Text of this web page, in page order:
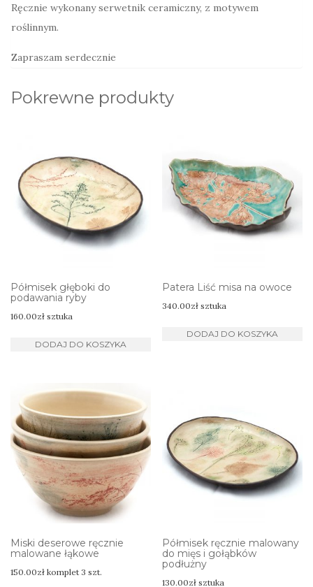
Ręcznie wykonany serwetnik ceramiczny, z motywem
roślinnym.
Zapraszam serdecznie
Pokrewne produkty
Półmisek głęboki do
podawania ryby
160.00zł sztuka
DODAJ DO KOSZYKA
Patera Liść misa na owoce
340.00zł sztuka
DODAJ DO KOSZYKA
Miski deserowe ręcznie
malowane łąkowe
150.00zł komplet 3 szt.
Półmisek ręcznie malowany
do mięs i gołąbków
podłużny
130.00zł sztuka